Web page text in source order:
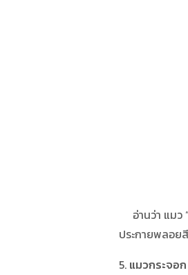
ปัศเ
ขาว
รลุมเ
ตาดั่ง
อ่านว่า แมว
ประกายพลอย
5. แมวกระจอก